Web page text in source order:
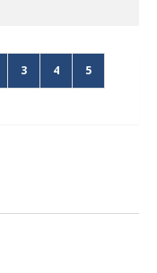
3 4 5